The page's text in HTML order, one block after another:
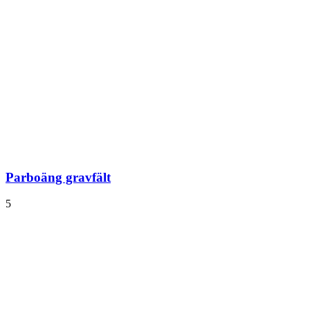
Parboäng gravfält
5